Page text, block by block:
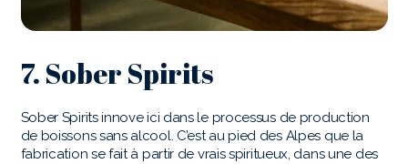
7. Sober Spirits
Sober Spirits innove ici dans le processus de production
de boissons sans alcool. C’est au pied des Alpes que la
fabrication se fait à partir de vrais spiritueux, dans une des